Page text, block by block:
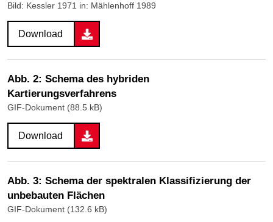
Bild: Kessler 1971 in: Mählenhoff 1989
Download
Abb. 2: Schema des hybriden
Kartierungsverfahrens
GIF-Dokument (88.5 kB)
Download
Abb. 3: Schema der spektralen Klassifizierung der
unbebauten Flächen
GIF-Dokument (132.6 kB)